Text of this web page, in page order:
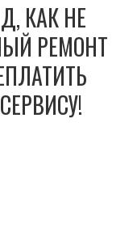
КАК НЕ
РЕМОНТ